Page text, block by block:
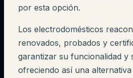
por esta opción.
Los electrodomésticos
renovados, probados y
garantizar su funcionalidad y
ofreciendo así una